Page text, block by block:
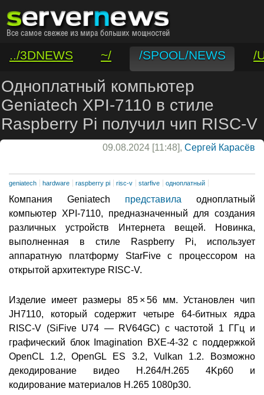
../3DNEWS ~/ /SPOOL/NEWS
/
/VAR/CONTACT
Одноплатный компьютер
Geniatech XPI-7110 в стиле
Raspberry Pi получил чип RISC-V
09.08.2024 [11:48], Сергей Карасёв
geniatech hardware raspberry pi risc-v starfive одноплатный
Компания Geniatech представила одноплатный
компьютер XPI-7110, предназначенный для создания
различных устройств Интернета вещей. Новинка,
выполненная в стиле Raspberry Pi, использует
аппаратную платформу StarFive с процессором на
открытой архитектуре RISC-V.
Изделие имеет размеры 85 × 56 мм. Установлен чип
JH7110, который содержит четыре 64-битных ядра
RISC-V (SiFive U74 — RV64GC) с частотой 1 ГГц и
графический блок Imagination BXE-4-32 с поддержкой
OpenCL 1.2, OpenGL ES 3.2, Vulkan 1.2. Возможно
декодирование видео H.264/H.265 4Kp60 и
кодирование материалов H.265 1080p30.